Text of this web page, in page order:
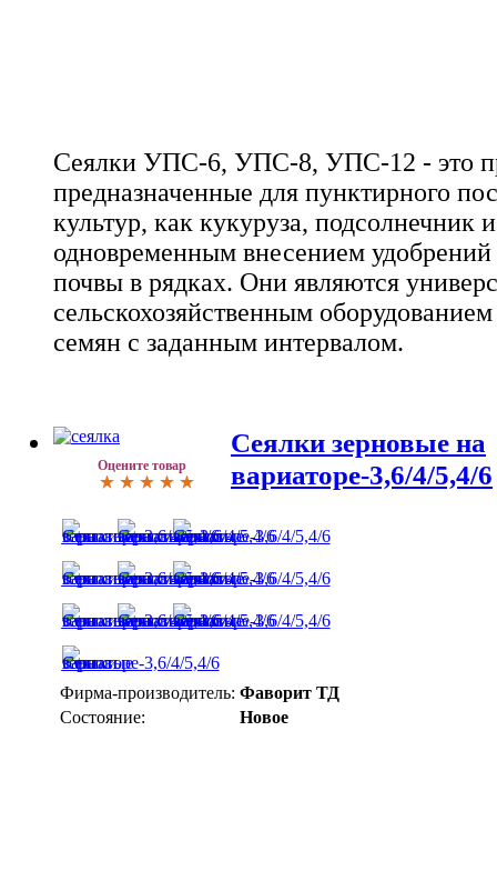
Сеялки УПС-6, УПС-8, УПС-12 - это
предназначенные для пунктирного
культур, как кукуруза, подсолнечник
одновременным внесением
почвы в рядках. Они являются
сельскохозяйственным
семян с заданным интервалом.
Оцените товар
Сеялки зерновые на
вариаторе-3,6/4/5,4/6
Фирма-производитель: Фаворит ТД
Состояние:
Новое